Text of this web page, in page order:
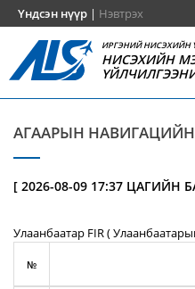
Үндсэн нүүр | Нэвтрэх
ИРГЭНИЙ НИСЭХИЙН
НИСЭХИЙН
АГААРЫН
[ 2026-08-09 17:37 ЦАГИЙН
Улаанбаатар FIR (
№